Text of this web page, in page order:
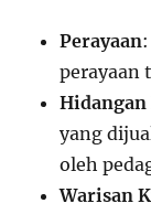
Perayaan
perayaan
yang
oleh
Warisan